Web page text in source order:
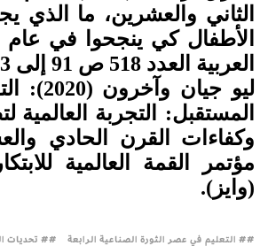
الثاني والعشرين، ما الذي
العربية العدد 518 ص 91 إلى 93.
ليو جيان وآخرون (2020): التعليم
المستقبل: التجربة العالمية
وكفاءات
القرن
الحادي
مؤتمر القمة العالمية
(وايز).
# التعليم في عصر الثورة الصناعية الرابعة
# تحديات